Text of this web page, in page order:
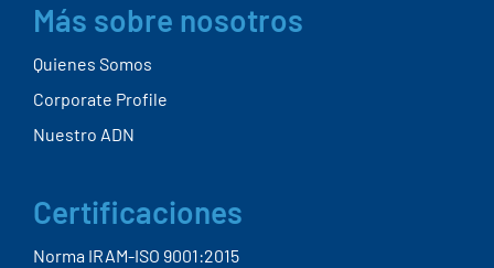
Más sobre nosotros
Quienes Somos
Corporate Profile
Nuestro ADN
Certificaciones
Norma IRAM-ISO 9001:2015